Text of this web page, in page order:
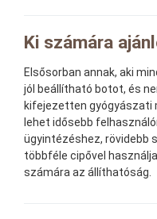
Ki számára
Elsősorban annak, aki
jól beállítható botot, és
kifejezetten gyógyászati
lehet idősebb
ügyintézéshez, rövidebb
többféle cipővel
számára az állíthatóság.